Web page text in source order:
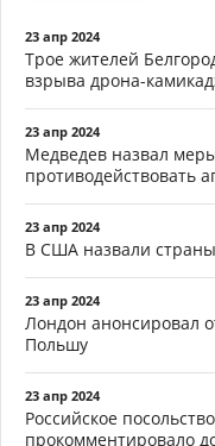
23 апр 2024
Трое жителей
взрыва дрона-
23 апр 2024
Медведев назвал
противодействовать
23 апр 2024
В США назвали
23 апр 2024
Лондон анонсировал
Польшу
23 апр 2024
Российское
прокомментировало